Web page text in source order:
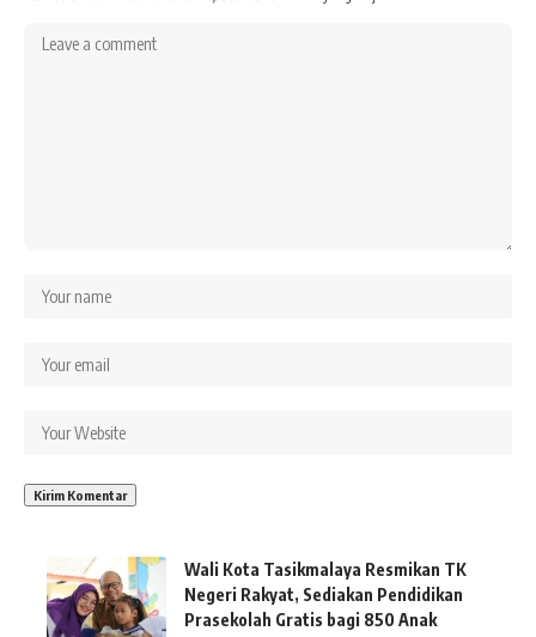
Wali Kota Tasikmalaya Resmikan TK
Negeri Rakyat, Sediakan Pendidikan
Prasekolah Gratis bagi 850 Anak